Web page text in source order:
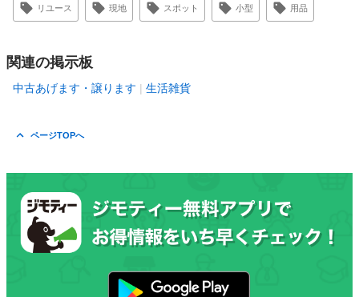
リユース 現地 スポット 小型 用品
関連の掲示板
中古あげます・譲ります 生活雑貨
ページTOPへ